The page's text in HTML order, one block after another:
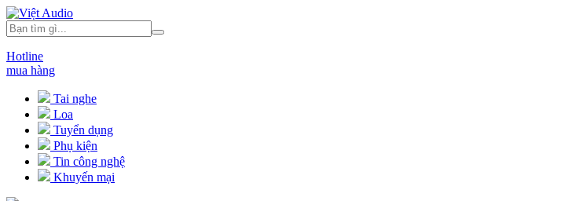
Hotline
mua hàng
Tai nghe
Loa
Tuyển dụng
Phụ kiện
Tin công nghệ
Khuyến mại